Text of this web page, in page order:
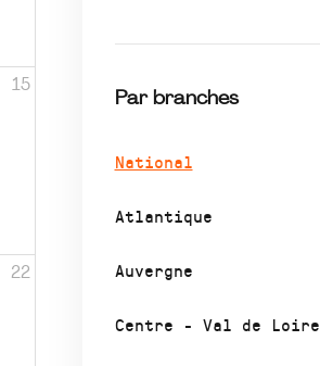
Par branches
National
Atlantique
Auvergne
Centre - Val de Loire
15
22